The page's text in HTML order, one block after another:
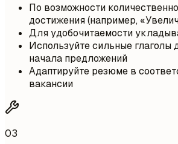
По возможности
достижения (например,
Для удобочитаемости
Используйте сильные глаголы
начала предложений
Адаптируйте резюме в
вакансии
03